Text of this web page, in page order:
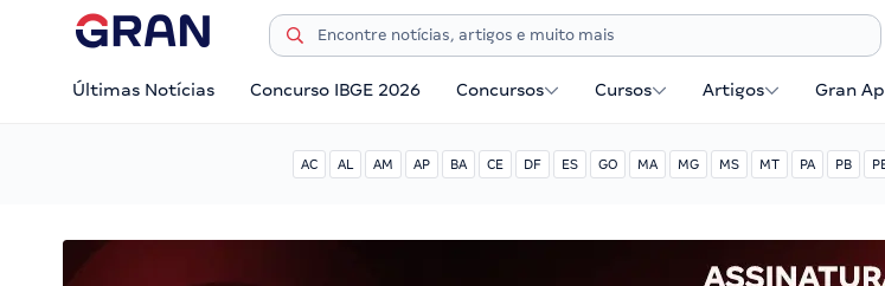
Últimas Notícias Concurso IBGE 2026 Concursos Cursos Artigos Gran
AC AL AM AP BA CE DF ES GO MA MG MS MT PA PB